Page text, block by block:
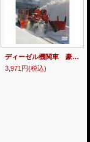
ディーゼル機関車 豪雪に挑む最後の除雪機関車たち 【DVD】
3,971円(税込)